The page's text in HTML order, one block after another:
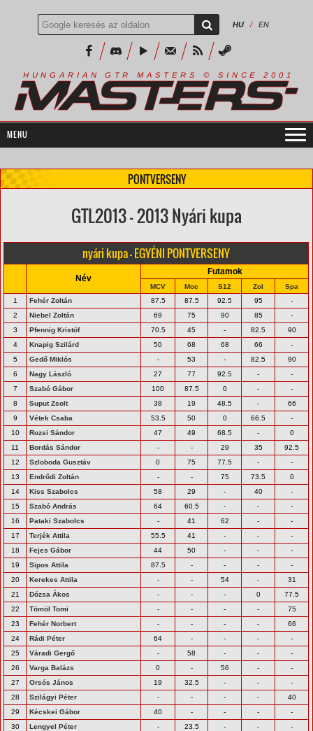
HU / EN
H U N G A R I A N G T R M A S T E R S © S I N C E 2 0 0 1
PONTVERSENY
GTL2013 - 2013 Nyári kupa
nyári kupa - EGYÉNI PONTVERSENY
Név
Futamok
MCV Moc S12 Zol
Spa
1
Fehér Zoltán 87.5 87.5 92.5 95
-
2
Niebel Zoltán 69 75 90 85
-
3
Pfennig Kristóf 70.5 45 - 82.5
90
4
Knapig Szilárd 50 68 68 66
-
5
Gedő Miklós - 53 - 82.5
90
6
Nagy László 27 77 92.5 -
-
7
Szabó Gábor 100 87.5 0 -
-
8
Suput Zsolt 38 19 48.5 -
66
9
Vétek Csaba 53.5 50 0 66.5
-
10
Rozsi Sándor 47 49 68.5 -
0
11
Bordás Sándor - - 29 35
92.5
12
Szloboda Gusztáv 0 75 77.5 -
-
13
Endrődi Zoltán - - 75 73.5
0
14
Kiss Szabolcs 58 29 - 40
-
15
Szabó András 64 60.5 - -
-
16
Pataki Szabolcs - 41 62 -
-
17
Terjék Attila 55.5 41 - -
-
18
Fejes Gábor 44 50 - -
-
19
Sipos Attila 87.5 - - -
-
20
Kerekes Attila - - 54 -
31
21
Dózsa Ákos - - - 0
77.5
22
Tömöl Tomi - - - -
75
23
Fehér Norbert - - - -
66
24
Rádi Péter 64 - - -
-
25
Váradi Gergő - 58 - -
-
26
Varga Balázs 0 - 56 -
-
27
Orsós János 19 32.5 - -
-
28
Szilágyi Péter - - - -
40
29
Kécskei Gábor 40 - - -
-
30
Lengyel Péter - 23.5 - -
-